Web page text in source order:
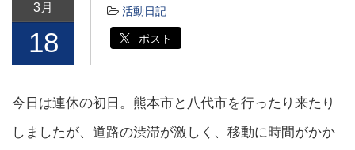
3月
18
活動日記
ポスト
今日は連休の初日。熊本市と八代市を行ったり来たり
しましたが、道路の渋滞が激しく、移動に時間がかか